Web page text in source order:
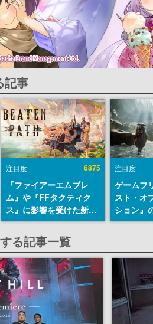
記事
注目度 6875
『ファイアーエムブレ
ム』や『FFタクティク
ス』に影響を受けた新作
戦略RPG『Beaten
Path』2027年に発売
へ。PC（Steam）、
PS5、Xbox、Switch向
けにリリース予定
注目度
ゲームフ
スト・オ
ション』
デ方針を
チは約1
される予
る記事一覧